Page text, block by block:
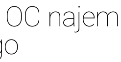
OC